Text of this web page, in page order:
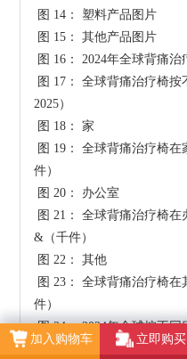
2025）
件）
&（千件）
件）
图 24： 2024年全球按不同应用，背痛治疗椅销量份额
加入购物车 立即购买